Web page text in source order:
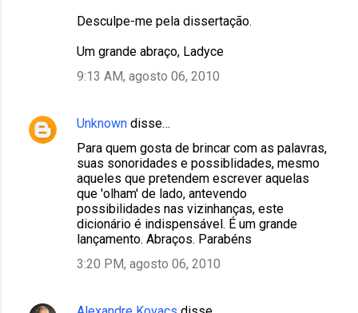
Desculpe-me pela dissertação.
Um grande abraço, Ladyce
9:13 AM, agosto 06, 2010
Unknown disse…
Para quem gosta de brincar com as palavras,
suas sonoridades e possiblidades, mesmo
aqueles que pretendem escrever aquelas
que 'olham' de lado, antevendo
possibilidades nas vizinhanças, este
dicionário é indispensável. É um grande
lançamento. Abraços. Parabéns
3:20 PM, agosto 06, 2010